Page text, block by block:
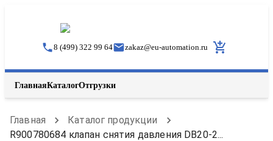
8 (499) 322 99 64 zakaz@eu-automation.ru
ГлавнаяКаталогОтгрузки
Главная
Каталог продукции
R900780684 клапан снятия давления DB20-2...